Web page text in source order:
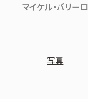
マイケル・パリーロ
写真